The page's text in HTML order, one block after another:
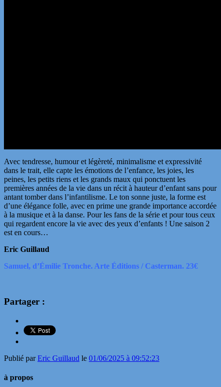
Avec tendresse, humour et légèreté, minimalisme et expressivité
dans le trait, elle capte les émotions de l’enfance, les joies, les
peines, les petits riens et les grands maux qui ponctuent les
premières années de la vie dans un récit à hauteur d’enfant sans pour
antant tomber dans l’infantilisme. Le ton sonne juste, la forme est
d’une élégance folle, avec en prime une grande importance accordée
à la musique et à la danse. Pour les fans de la série et pour tous ceux
qui regardent encore la vie avec des yeux d’enfants ! Une saison 2
est en cours…
Eric Guillaud
Samuel, d’Émilie Tronche. Arte Éditions / Casterman. 23€
Partager :
Publié parEric Guillaud le 01/06/2025 à 09:52:23
à propos